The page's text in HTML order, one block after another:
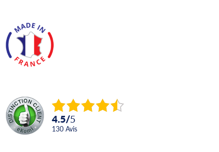
4.5/5
130 avis